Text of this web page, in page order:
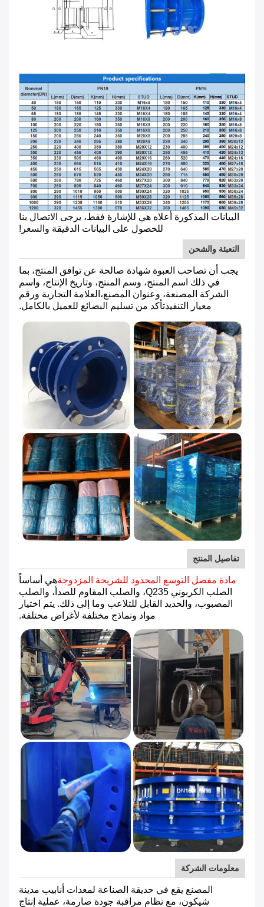
البيانات المذكورة أعلاه هي للإشارة فقط، يرجى الاتصال بنا
للحصول على البيانات الدقيقة والسعر!
التعبئة والشحن
يجب أن تصاحب العبوة شهادة صالحة عن توافق المنتج، بما
في ذلك اسم المنتج، وسم المنتج، وتاريخ الإنتاج، واسم
الشركة المصنعة، وعنوان المصنع،العلامة التجارية ورقم
معيار التنفيذتأكد من تسليم البضائع للعميل بالكامل.
تفاصيل المنتج
مادة مفصل التوسع المحدود للشريحة المزدوجةهي أساساً
الصلب الكربوني Q235، والصلب المقاوم للصدأ، والصلب
المصبوب، والحديد القابل للتلاعب وما إلى ذلك. يتم اختيار
مواد ونماذج مختلفة لأغراض مختلفة.
معلومات الشركة
المصنع يقع في حديقة الصناعة لمعدات أنابيب مدينة
شيكون، مع نظام مراقبة جودة صارمة، عملية إنتاج